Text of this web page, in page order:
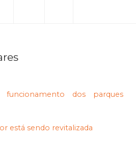
funcionamento dos parques
está sendo revitalizada